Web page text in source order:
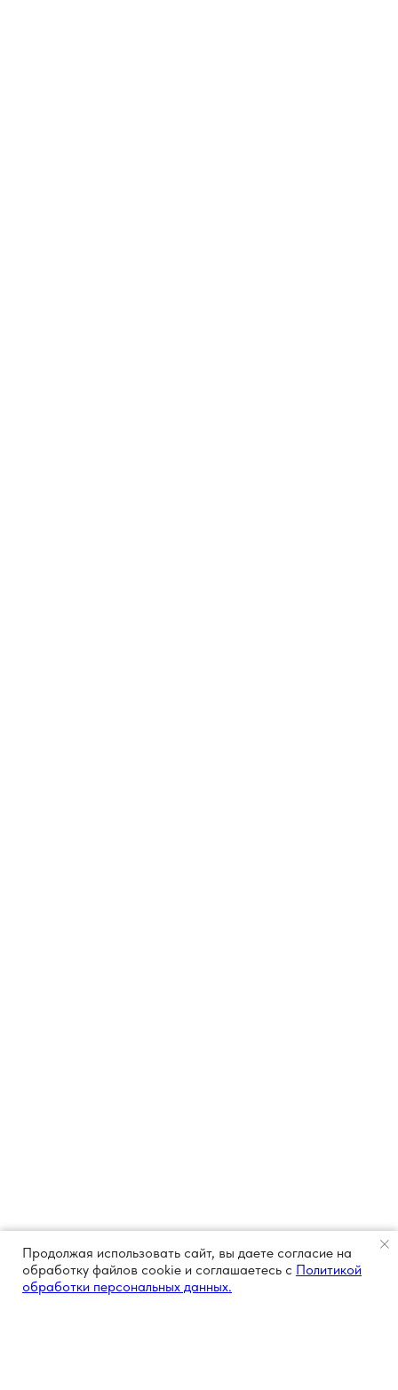
Продолжая использовать сайт, вы даете согласие на
обработку файлов cookie и соглашаетесь с Политикой
обработки персональных данных.